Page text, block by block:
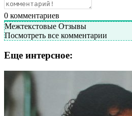
0 комментариев
Межтекстовые Отзывы
Посмотреть все комментарии
Еще интерсное: